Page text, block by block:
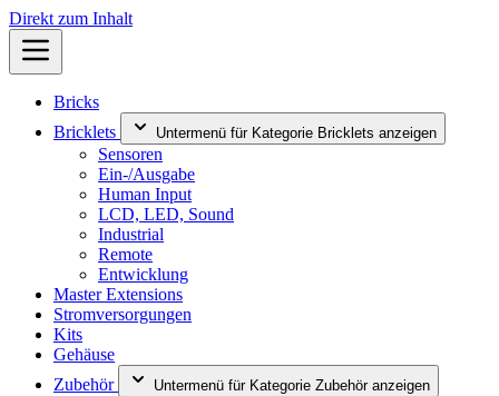
Direkt zum Inhalt
Bricks
Bricklets
Untermenü für Kategorie Bricklets anzeigen
Sensoren
Ein-/Ausgabe
Human Input
LCD, LED, Sound
Industrial
Remote
Entwicklung
Master Extensions
Stromversorgungen
Kits
Gehäuse
Zubehör
Untermenü für Kategorie Zubehör anzeigen